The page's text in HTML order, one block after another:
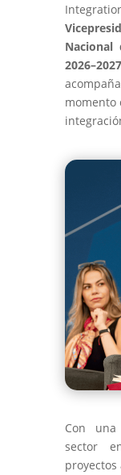
Nacional
2026–2027
momento
Con
sector